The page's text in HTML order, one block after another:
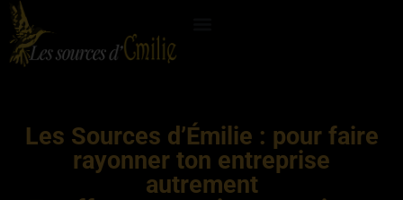
Les Sources d’Émilie : pour faire
rayonner ton entreprise
autrement